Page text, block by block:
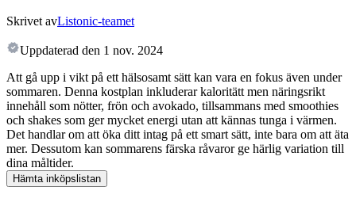
Skrivet avListonic-teamet
Uppdaterad den 1 nov. 2024
Att gå upp i vikt på ett hälsosamt sätt kan vara en fokus även under
sommaren. Denna kostplan inkluderar kaloritätt men näringsrikt
innehåll som nötter, frön och avokado, tillsammans med smoothies
och shakes som ger mycket energi utan att kännas tunga i värmen.
Det handlar om att öka ditt intag på ett smart sätt, inte bara om att äta
mer. Dessutom kan sommarens färska råvaror ge härlig variation till
dina måltider.
Hämta inköpslistan